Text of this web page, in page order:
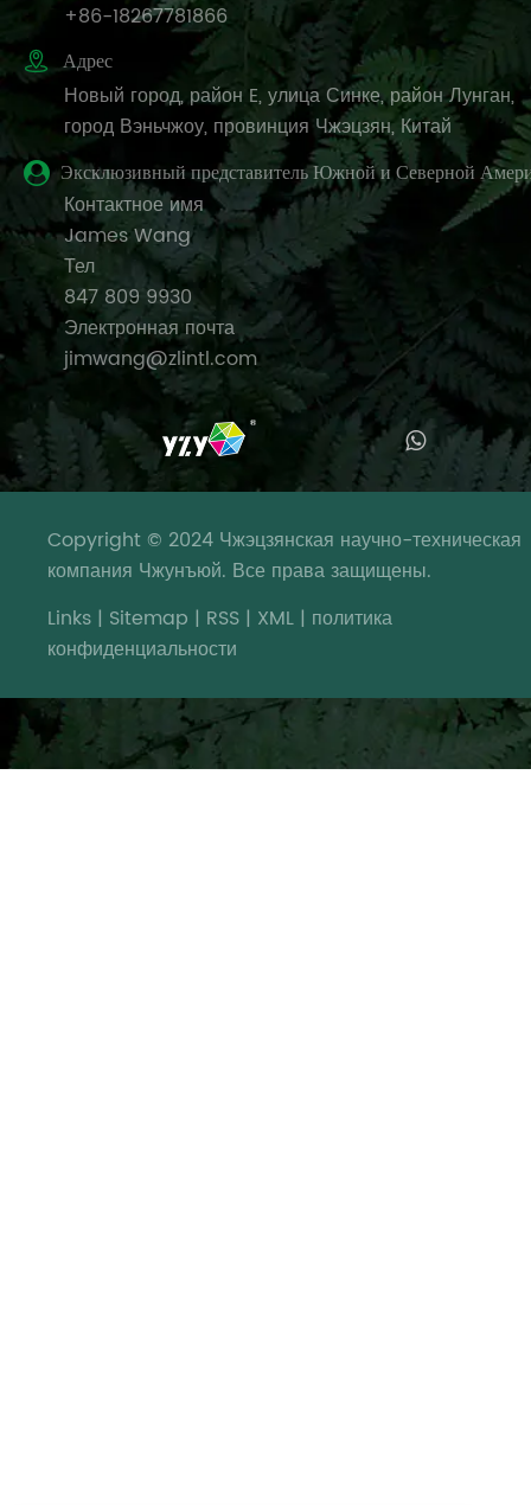
+86-18267781866
 Адрес
Новый город, район E, улица Синке, район Лунган,
город Вэньчжоу, провинция Чжэцзян, Китай
Эксклюзивный представитель Южной и Северной
Контактное имя
James Wang
Тел
847 809 9930
Электронная почта
jimwang@zlintl.com
Copyright © 2024 Чжэцзянская научно-техническая
компания Чжунъюй. Все права защищены.
Links | Sitemap | RSS | XML | политика
конфиденциальности